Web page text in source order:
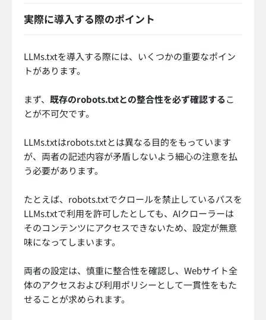
実際に導入する際のポイント
LLMs.txtを導入する際には、いくつかの重要なポイン
トがあります。
まず、 既存のrobots.txtとの整合性を必ず確認するこ
とが不可欠です。
LLMs.txtはrobots.txtとは異なる目的をもっています
が、両者の記述内容が矛盾しないよう細心の注意を払
う必要があります。
たとえば、robots.txtでクロールを禁止しているパスを
LLMs.txtで利用を許可したとしても、AIクローラーは
そのコンテンツにアクセスできないため、設定が無意
味になってしまいます。
両者の設定は、慎重に整合性を確認し、Webサイト全
体のアクセスおよび利用ポリシーとして一貫性をもた
せることが求められます。